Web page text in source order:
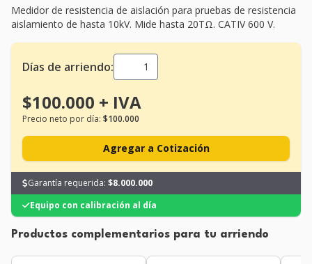
Medidor de resistencia de aislación para pruebas de resistencia
aislamiento de hasta 10kV. Mide hasta 20TΩ. CATIV 600 V.
Días de arriendo:
$100.000 + IVA
Precio neto por día: $100.000
Agregar a Cotización
Garantía requerida: $8.000.000
Equipo con calibración al día
Productos complementarios para tu arriendo